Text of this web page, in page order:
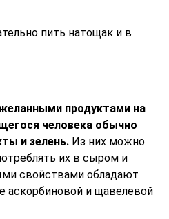
пить натощак и в
продуктами на
человека обычно
и зелень. Из них можно
их в сыром и
свойствами обладают
аскорбиновой и щавелевой